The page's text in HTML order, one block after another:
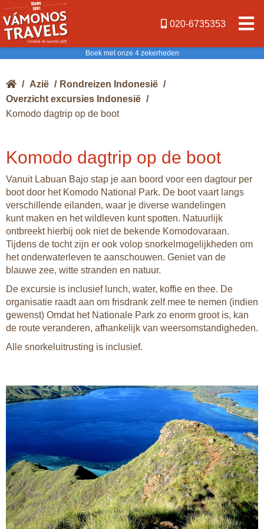
020-6735353
Boek met onze 4 zekerheden
/ Azië / Rondreizen Indonesië /
Overzicht excursies Indonesië /
Komodo dagtrip op de boot
Komodo dagtrip op de boot
Vanuit Labuan Bajo stap je aan boord voor een dagtour per
boot door het Komodo National Park. De boot vaart langs
verschillende eilanden, waar je diverse wandelingen
kunt maken en het wildleven kunt spotten. Natuurlijk
ontbreekt hierbij ook niet de bekende Komodovaraan.
Tijdens de tocht zijn er ook volop snorkelmogelijkheden om
het onderwaterleven te aanschouwen. Geniet van de
blauwe zee, witte stranden en natuur.
De excursie is inclusief lunch, water, koffie en thee. De
organisatie raadt aan om frisdrank zelf mee te nemen (indien
gewenst) Omdat het Nationale Park zo enorm groot is, kan
de route veranderen, afhankelijk van weersomstandigheden.
Alle snorkeluitrusting is inclusief.